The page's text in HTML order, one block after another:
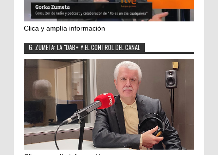
Clica y amplía información
G. ZUMETA: LA "DAB+ Y EL CONTROL DEL CANAL